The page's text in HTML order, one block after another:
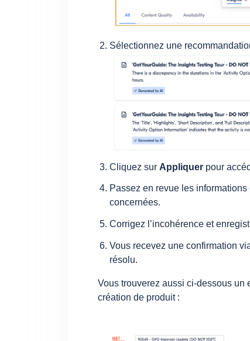
Sélectionnez une
Cliquez sur Appliquer pour
Passez en revue les
concernées.
Corrigez l’incohérence et
Vous recevez une confirmation
résolu.
Vous trouverez aussi ci-dessous un
création de produit :